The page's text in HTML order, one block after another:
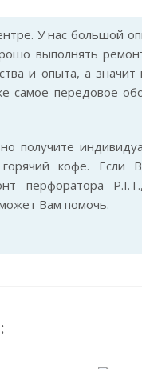
У нас большой
выполнять
и опыта, а
самое передовое
получите
кофе. Если
перфоратора
Вам помочь.